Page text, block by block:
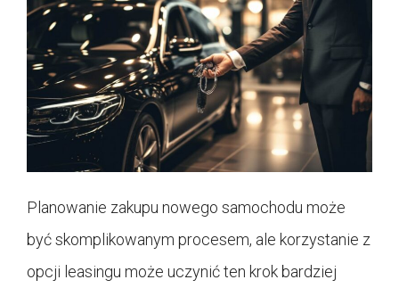
Planowanie zakupu nowego samochodu może
być skomplikowanym procesem, ale korzystanie z
opcji leasingu może uczynić ten krok bardziej